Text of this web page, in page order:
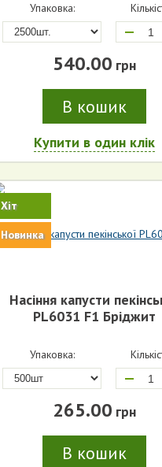
Упаковка:
540.00 грн
В кошик
Купити в один клік
Хіт
Новинка
Насіння капусти
PL6031 F1 Бріджит
Упаковка:
265.00 грн
В кошик